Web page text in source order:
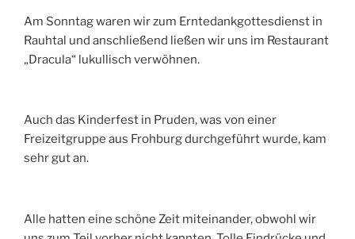
Am Sonntag waren wir zum Erntedankgottesdienst in
Rauhtal und anschließend ließen wir uns im Restaurant
„Dracula“ lukullisch verwöhnen.
Auch das Kinderfest in Pruden, was von einer
Freizeitgruppe aus Frohburg durchgeführt wurde, kam
sehr gut an.
Alle hatten eine schöne Zeit miteinander, obwohl wir